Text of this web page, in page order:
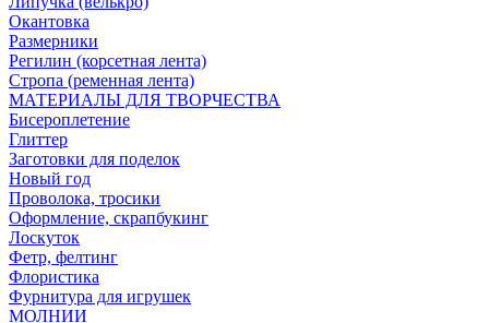
Окантовка
Размерники
Регилин (корсетная лента)
Стропа (ременная лента)
МАТЕРИАЛЫ ДЛЯ ТВОРЧЕСТВА
Бисероплетение
Глиттер
Заготовки для поделок
Новый год
Проволока, тросики
Оформление, скрапбукинг
Лоскуток
Фетр, фелтинг
Флористика
Фурнитура для игрушек
МОЛНИИ